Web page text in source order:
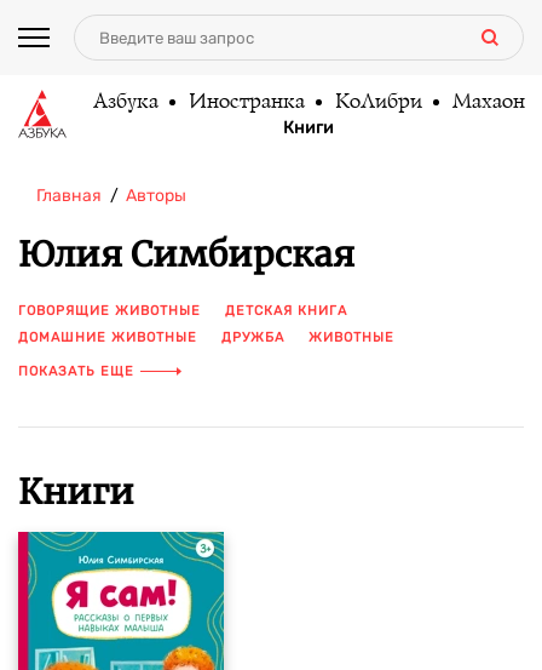
Азбука Иностранка КоЛибри Махаон
Книги
Главная Авторы
Юлия Симбирская
ГОВОРЯЩИЕ ЖИВОТНЫЕ
ДЕТСКАЯ КНИГА
ДОМАШНИЕ ЖИВОТНЫЕ
ДРУЖБА
ЖИВОТНЫЕ
КНИГА ДЛЯ ДЕТЕЙ
ПОКАЗАТЬ ЕЩЕ
Книги